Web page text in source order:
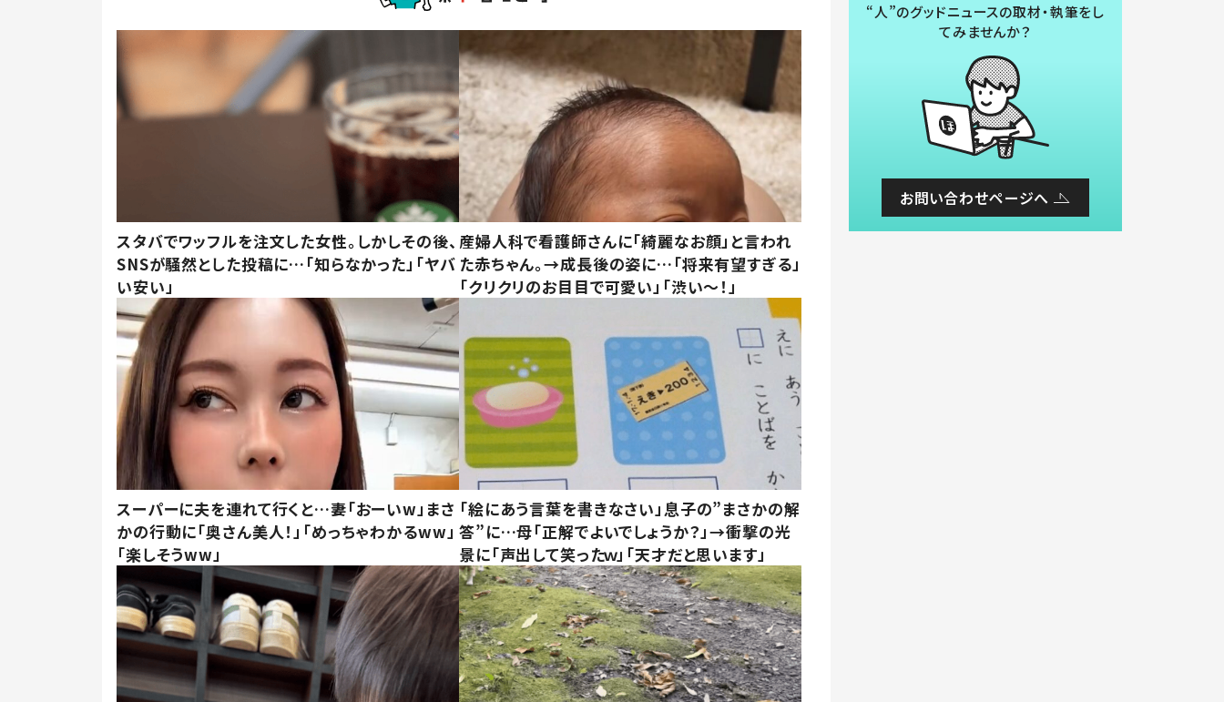
スタバでワッフルを注文した女性。しかしその後、
SNSが騒然とした投稿に…「知らなかった」「ヤバ
い安い」
産婦人科で看護師さんに「綺麗なお顔」と言われ
た赤ちゃん。→成長後の姿に…「将来有望すぎる」
「クリクリのお目目で可愛い」「渋い～！」
スーパーに夫を連れて行くと…妻「おーいw」まさ
かの行動に「奥さん美人！」「めっちゃわかるww」
「楽しそうww」
「絵にあう言葉を書きなさい」息子の”まさかの解
答”に…母「正解でよいでしょうか？」→衝撃の光
景に「声出して笑ったｗ」「天才だと思います」
“人”のグッドニュースの取材・執筆をし
てみませんか？
お問い合わせページへ